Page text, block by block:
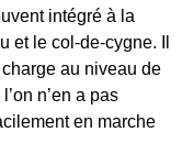
intégré à la
et le col-de-cygne. Il
au niveau de
n’en a pas
en marche